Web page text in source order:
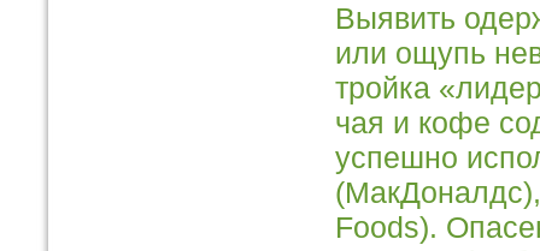
Выявить
или ощупь
тройка
чая и кофе
успешно
Foods).